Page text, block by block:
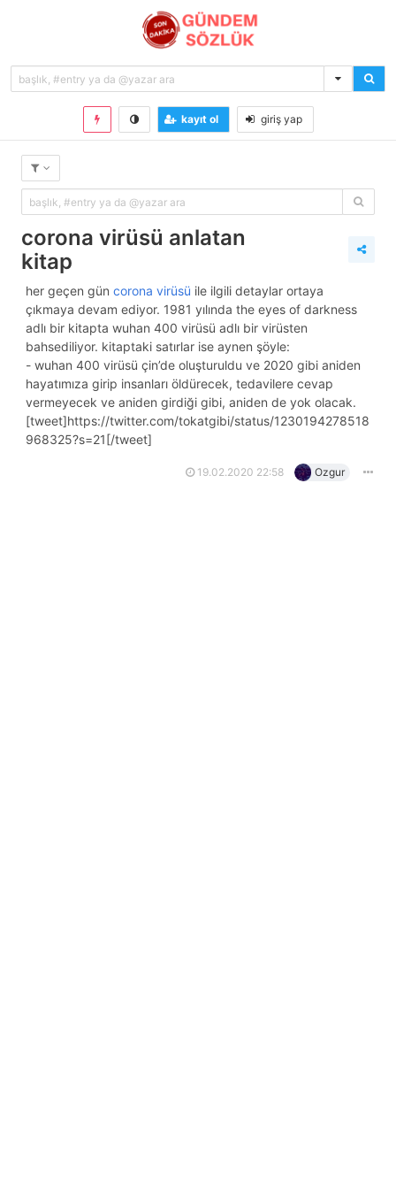
kayıt ol giriş yap
corona virüsü anlatan
kitap
her geçen gün corona virüsü ile ilgili detaylar ortaya
çıkmaya devam ediyor. 1981 yılında the eyes of darkness
adlı bir kitapta wuhan 400 virüsü adlı bir virüsten
bahsediliyor. kitaptaki satırlar ise aynen şöyle:
- wuhan 400 virüsü çin’de oluşturuldu ve 2020 gibi aniden
hayatımıza girip insanları öldürecek, tedavilere cevap
vermeyecek ve aniden girdiği gibi, aniden de yok olacak.
[tweet]https://twitter.com/tokatgibi/status/1230194278518
968325?s=21[/tweet]
19.02.2020 22:58 Ozgur